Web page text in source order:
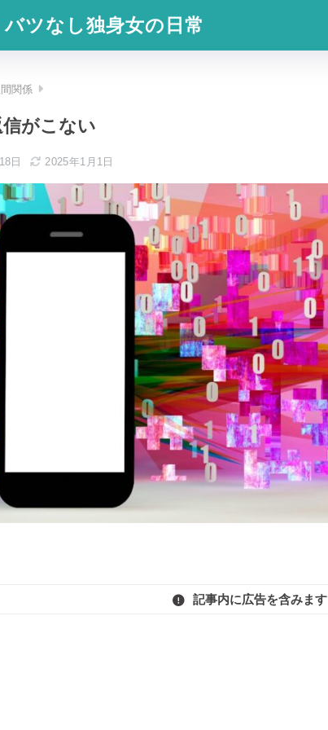
ツなし独身女の日常
関係
がこない
日 2025年1月1日
記事内に広告を含みます